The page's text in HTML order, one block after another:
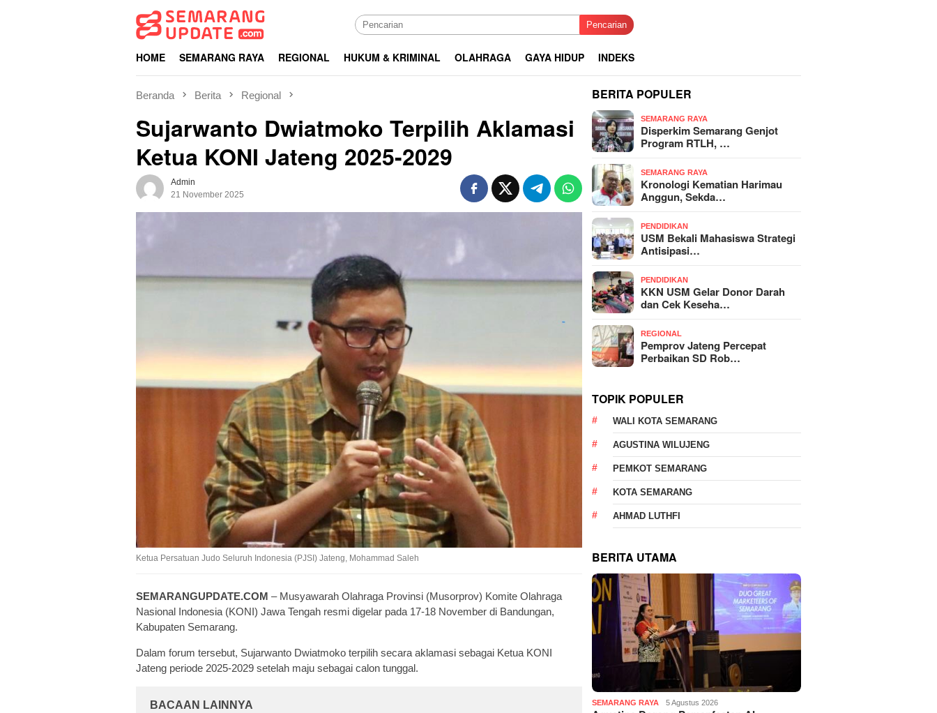
Pencarian
HOME SEMARANG RAYA REGIONAL HUKUM & KRIMINAL OLAHRAGA GAYA HIDUP INDEKS
Beranda Berita Regional
Sujarwanto Dwiatmoko Terpilih Aklamasi
Ketua KONI Jateng 2025-2029
Admin
21 November 2025
Ketua Persatuan Judo Seluruh Indonesia (PJSI) Jateng, Mohammad Saleh
SEMARANGUPDATE.COM – Musyawarah Olahraga Provinsi (Musorprov) Komite Olahraga
Nasional Indonesia (KONI) Jawa Tengah resmi digelar pada 17-18 November di Bandungan,
Kabupaten Semarang.
Dalam forum tersebut, Sujarwanto Dwiatmoko terpilih secara aklamasi sebagai Ketua KONI
Jateng periode 2025-2029 setelah maju sebagai calon tunggal.
BACAAN LAINNYA
BERITA POPULER
SEMARANG RAYA
Disperkim Semarang Genjot
Program RTLH, …
SEMARANG RAYA
Kronologi Kematian Harimau
Anggun, Sekda…
PENDIDIKAN
USM Bekali Mahasiswa Strategi
Antisipasi…
PENDIDIKAN
KKN USM Gelar Donor Darah
dan Cek Keseha…
REGIONAL
Pemprov Jateng Percepat
Perbaikan SD Rob…
TOPIK POPULER
WALI KOTA SEMARANG
AGUSTINA WILUJENG
PEMKOT SEMARANG
KOTA SEMARANG
AHMAD LUTHFI
BERITA UTAMA
SEMARANG RAYA 5 Agustus 2026